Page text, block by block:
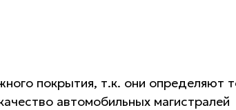
покрытия, т.к. они определяют
автомобильных магистралей